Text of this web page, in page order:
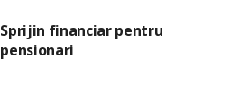
Sprijin financiar pentru
pensionari